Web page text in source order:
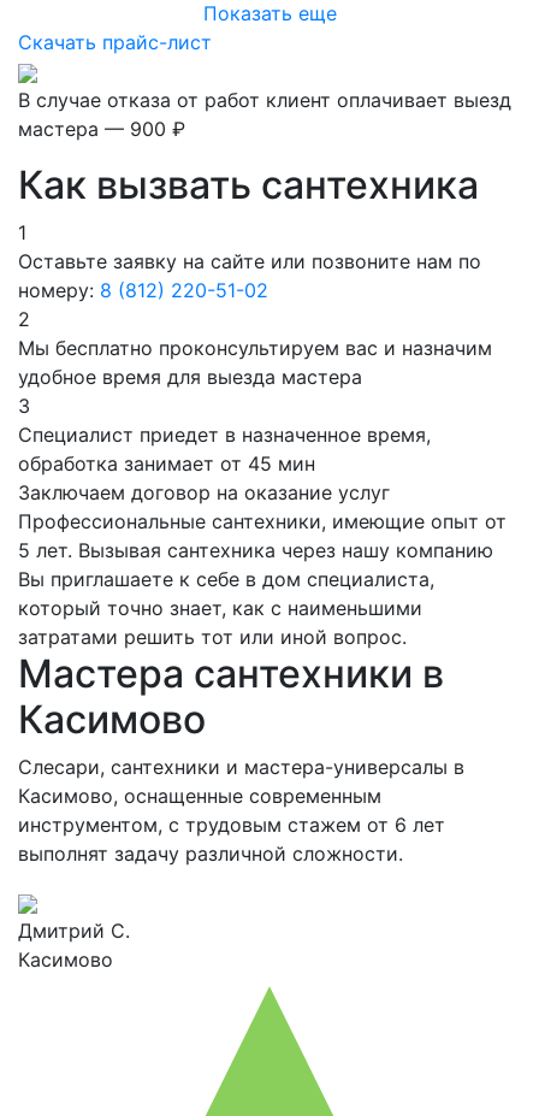
Показать еще
Скачать прайс-лист
В случае отказа от работ клиент оплачивает выезд
мастера — 900 ₽
Как вызвать сантехника
1
Оставьте заявку на сайте или позвоните нам по
номеру: 8 (812) 220-51-02
2
Мы бесплатно проконсультируем вас и назначим
удобное время для выезда мастера
3
Специалист приедет в назначенное время,
обработка занимает от 45 мин
Заключаем договор на оказание услуг
Профессиональные сантехники, имеющие опыт от
5 лет. Вызывая сантехника через нашу компанию
Вы приглашаете к себе в дом специалиста,
который точно знает, как с наименьшими
затратами решить тот или иной вопрос.
Мастера сантехники в
Касимово
Слесари, сантехники и мастера-универсалы в
Касимово, оснащенные современным
инструментом, с трудовым стажем от 6 лет
выполнят задачу различной сложности.
Дмитрий С.
Касимово